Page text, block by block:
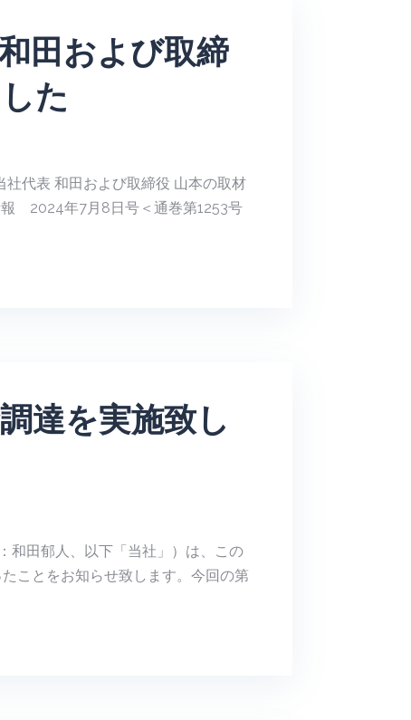
田および取締
た
代表 和田および取締役 山本の取材
報 2024年7月8日号＜通巻第1253号
達を実施致し
和田郁人、以下「当社」）は、この
ことをお知らせ致します。今回の第